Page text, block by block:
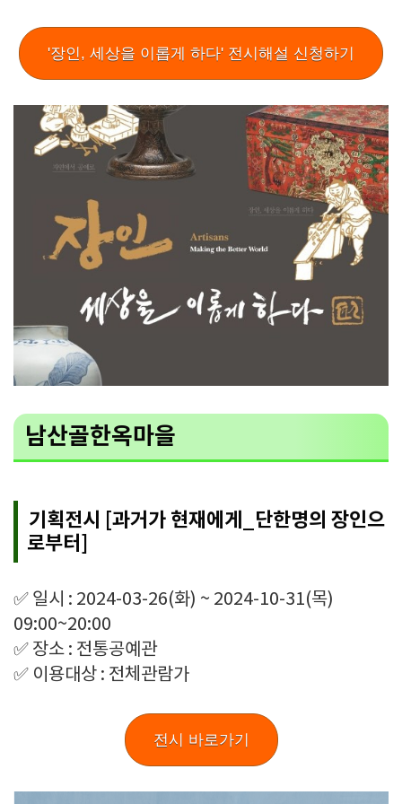
'장인, 세상을 이롭게 하다' 전시해설 신청하기
남산골한옥마을
기획전시 [과거가 현재에게_단한명의 장인으
로부터]
✅ 일시 : 2024-03-26(화) ~ 2024-10-31(목)
09:00~20:00
✅ 장소 : 전통공예관
✅ 이용대상 : 전체관람가
전시 바로가기